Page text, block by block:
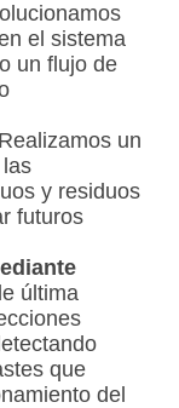
el sistema
un flujo de
un
y residuos
futuros
última
que
del